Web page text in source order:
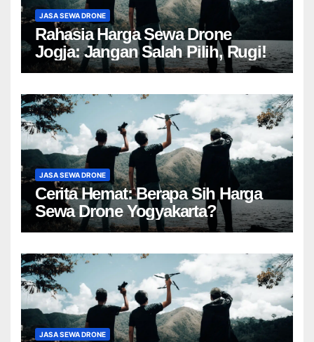
JASA SEWA DRONE
Rahasia Harga Sewa Drone
Jogja: Jangan Salah Pilih, Rugi!
JASA SEWA DRONE
Cerita Hemat: Berapa Sih Harga
Sewa Drone Yogyakarta?
JASA SEWA DRONE